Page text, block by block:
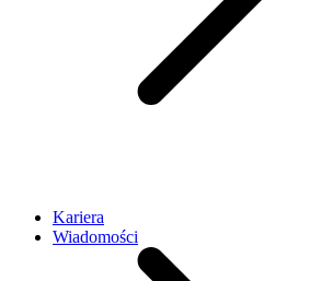
Kariera
Wiadomości